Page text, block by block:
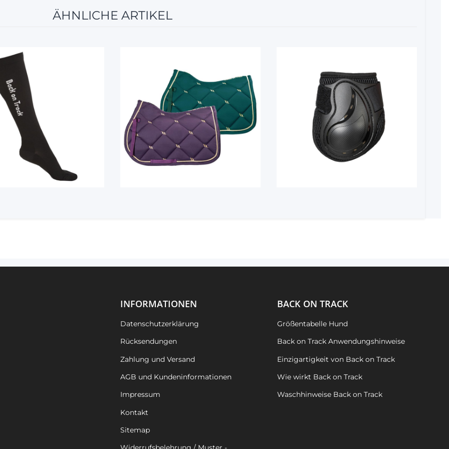
ÄHNLICHE ARTIKEL
INFORMATIONEN
Datenschutzerklärung
Rücksendungen
Zahlung und Versand
AGB und Kundeninformationen
Impressum
Kontakt
Sitemap
BACK ON TRACK
Größentabelle Hund
Back on Track Anwendungshinweise
Einzigartigkeit von Back on Track
Wie wirkt Back on Track
Waschhinweise Back on Track